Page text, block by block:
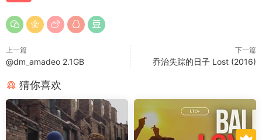
上一篇
@dm_amadeo 2.1GB
下一篇
乔治失踪的日子 Lost (2016)
猜你喜欢